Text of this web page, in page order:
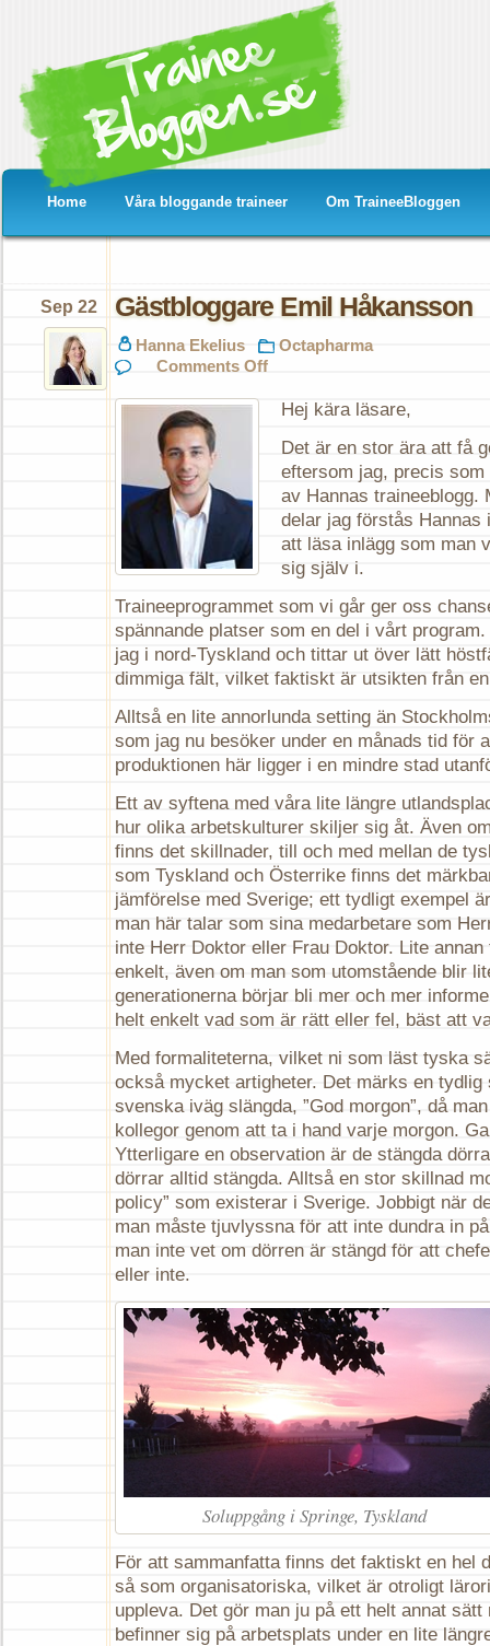
Home Våra bloggande traineer Om TraineeBloggen
Gästbloggare Emil Håkansson
Sep 22
Hanna Ekelius
Octapharma
Comments Off
Håkansson
Hej kära läsare,
Det är en stor ära att få
eftersom jag, precis
av Hannas traineeblogg.
delar jag förstås
att läsa inlägg som man
sig själv i.
Traineeprogrammet som vi går ger oss
spännande platser som en del i vårt
jag i nord-Tyskland och tittar ut över lätt
dimmiga fält, vilket faktiskt är utsikten från
Alltså en lite annorlunda setting än
som jag nu besöker under en månads tid för
produktionen här ligger i en mindre stad
Ett av syftena med våra lite längre
hur olika arbetskulturer skiljer sig åt. Även
finns det skillnader, till och med mellan de
som Tyskland och Österrike finns det
jämförelse med Sverige; ett tydligt exempel
man här talar som sina medarbetare som
inte Herr Doktor eller Frau Doktor. Lite
enkelt, även om man som utomstående blir
generationerna börjar bli mer och mer
helt enkelt vad som är rätt eller fel, bäst att
Med formaliteterna, vilket ni som läst tyska
också mycket artigheter. Det märks en tydlig
svenska iväg slängda, ”God morgon”, då
kollegor genom att ta i hand varje morgon.
Ytterligare en observation är de stängda
dörrar alltid stängda. Alltså en stor skillnad
policy” som existerar i Sverige. Jobbigt när
man måste tjuvlyssna för att inte dundra in
man inte vet om dörren är stängd för att
eller inte.
Soluppgång i Springe, Tyskland
För att sammanfatta finns det faktiskt en hel
så som organisatoriska, vilket är otroligt
uppleva. Det gör man ju på ett helt annat
befinner sig på arbetsplats under en lite